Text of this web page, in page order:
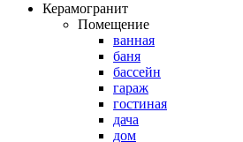
Керамогранит
Помещение
ванная
баня
бассейн
гараж
гостиная
дача
дом